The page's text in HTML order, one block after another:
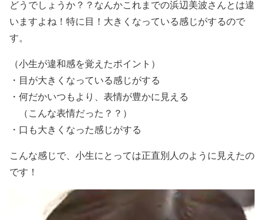
どうでしょうか？？ なんかこれまでの浜辺美波さんとは違
いますよね！ 特に目！大きくなっている感じがするので
す。
（小生が違和感を覚えたポイント）
・ 目が大きくなっている感じがする
・何だかいつもより、 表情が豊かに見える
（こんな表情だった？？）
・ 口も大きくなった感じがする
こんな感じで、小生にとっては正直別人のように見えたの
です！